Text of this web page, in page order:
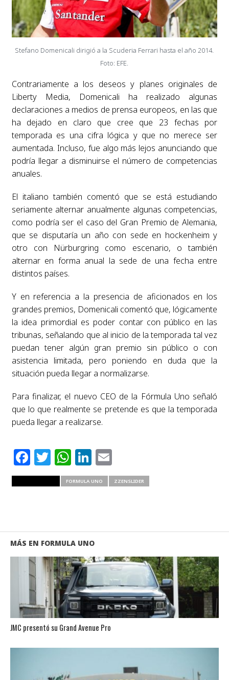
Stefano Domenicali dirigió a la Scuderia Ferrari hasta el año 2014.
Foto: EFE.
Contrariamente a los deseos y planes originales de
Liberty Media, Domenicali ha realizado algunas
declaraciones a medios de prensa europeos, en las que
ha dejado en claro que cree que 23 fechas por
temporada es una cifra lógica y que no merece ser
aumentada. Incluso, fue algo más lejos anunciando que
podría llegar a disminuirse el número de competencias
anuales.
El italiano también comentó que se está estudiando
seriamente alternar anualmente algunas competencias,
como podría ser el caso del Gran Premio de Alemania,
que se disputaría un año con sede en hockenheim y
otro con Nürburgring como escenario, o también
alternar en forma anual la sede de una fecha entre
distintos países.
Y en referencia a la presencia de aficionados en los
grandes premios, Domenicali comentó que, lógicamente
la idea primordial es poder contar con público en las
tribunas, señalando que al inicio de la temporada tal vez
puedan tener algún gran premio sin público o con
asistencia limitada, pero poniendo en duda que la
situación pueda llegar a normalizarse.
Para finalizar, el nuevo CEO de la Fórmula Uno señaló
que lo que realmente se pretende es que la temporada
pueda llegar a realizarse.
Facebook
Twitter
WhatsApp
LinkedIn
Email
FORMULA UNO ZZENSLIDER
MÁS EN FORMULA UNO
JMC presentó su Grand Avenue Pro